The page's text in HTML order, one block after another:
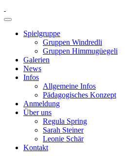
Spielgruppe
Gruppen Windredli
Gruppen Himmugüegeli
Galerien
News
Infos
Allgemeine Infos
Pädagogisches Konzept
Anmeldung
Über uns
Regula Spring
Sarah Steiner
Leonie Schär
Kontakt